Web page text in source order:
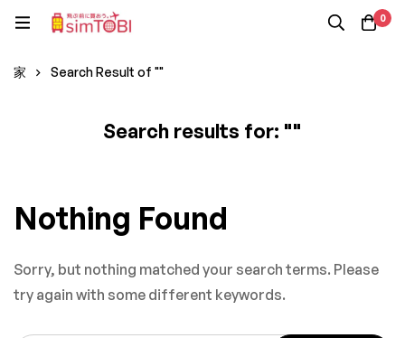
0
家 Search Result of ""
Search results for: ""
Nothing Found
Sorry, but nothing matched your search terms. Please
try again with some different keywords.